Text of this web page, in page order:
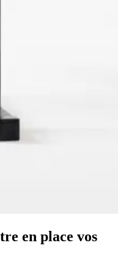
en place vos